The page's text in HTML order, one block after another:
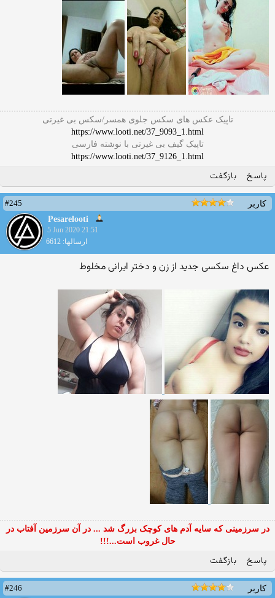
تاپیک عکس های سکس جلوی همسر/سکس بی غیرتی
https://www.looti.net/37_9093_1.html
تاپیک گیف بی غیرتی با نوشته فارسی
https://www.looti.net/37_9126_1.html
پاسخ بازگفت
کاربر
#245
Pesarelooti
5 Jun 2020 21:51
ارسالها: 6612
عکس داغ سکسی جدید از زن و دختر ایرانی مخلوط
در سرزمینی که سایه آدم های کوچک بزرگ شد ... در آن سرزمین آفتاب در
حال غروب است...!!!
پاسخ بازگفت
کاربر #246